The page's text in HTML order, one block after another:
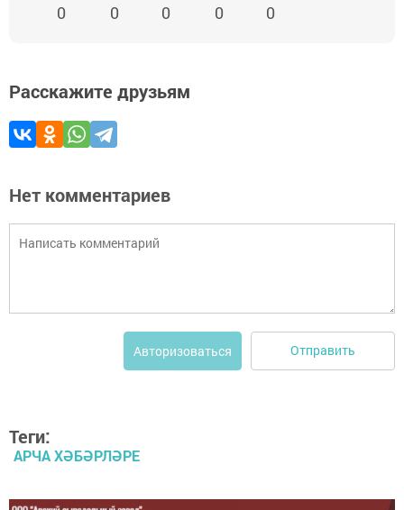
0 0 0 0 0
Расскажите друзьям
Нет комментариев
Авторизоваться Отправить
Теги:
АРЧА ХӘБӘРЛӘРЕ